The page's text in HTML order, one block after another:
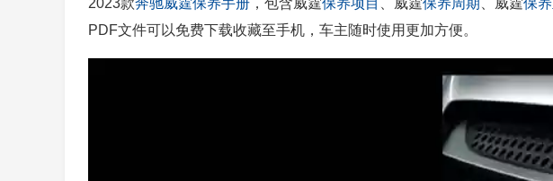
2023款奔驰威霆保养手册 ，包含威霆保养项目 、威霆保养周期 、威霆保
PDF文件可以免费下载收藏至手机，车主随时使用更加方便。